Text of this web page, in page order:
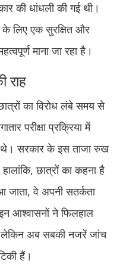
की धांधली की गई थी।
के लिए एक सुरक्षित और
माना जा रहा है।
राह
का विरोध लंबे समय से
परीक्षा प्रक्रिया में
थे। सरकार के इस ताजा रुख
छात्रों का कहना है
वे अपनी सतर्कता
आश्वासनों ने फिलहाल
लेकिन अब सबकी नजरें जांच
हैं।